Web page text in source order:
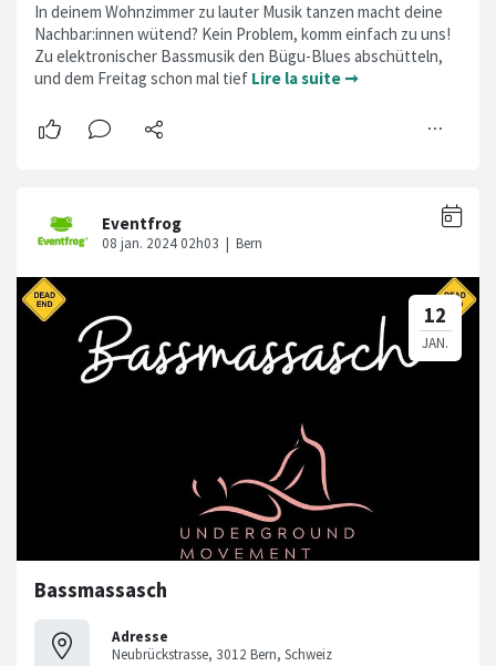
In deinem Wohnzimmer zu lauter Musik tanzen macht deine
Nachbar:innen wütend? Kein Problem, komm einfach zu uns!
Zu elektronischer Bassmusik den Bügu-Blues abschütteln,
und dem Freitag schon mal tief Lire la suite ➞
Bassmassasch
Adresse
Neubrückstrasse, 3012 Bern, Schweiz